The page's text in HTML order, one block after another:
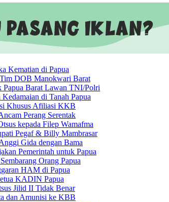
Kematian di Papua
DOB Manokwari Barat
Papua Barat Lawan TNI/Polri
di Tanah Papua
Khusus Afiliasi KKB
Perang Serentak
kepada Filep Wamafma
Pegaf & Billy Mambrasar
Gida dengan Bama
Pemerintah untuk Papua
Orang Papua
HAM di Papua
KADIN Papua
Jilid II Tidak Benar
dan Amunisi ke KBB